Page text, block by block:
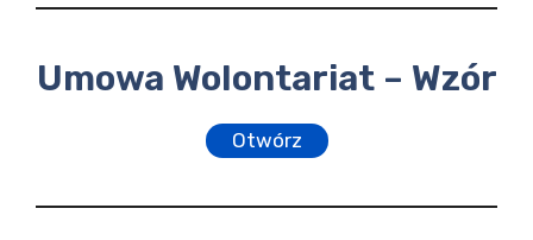
Umowa Wolontariat – Wzór
Otwórz